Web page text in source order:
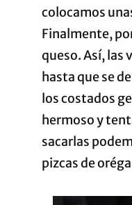
colocamos
Finalmente,
queso. Así, las
hasta que se
los costados
hermoso y
sacarlas
pizcas de